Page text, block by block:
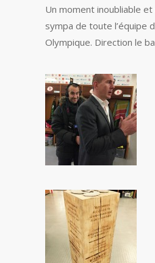
Un moment inoubliable et
sympa de toute l’équipe
Olympique. Direction le